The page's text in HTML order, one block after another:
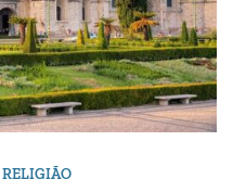
RELIGIÃO